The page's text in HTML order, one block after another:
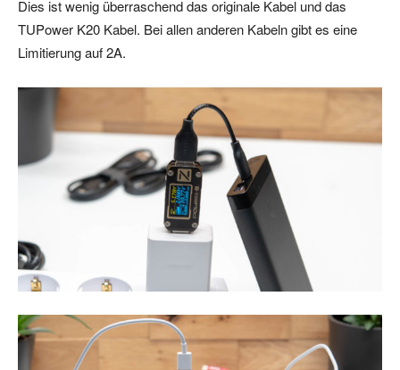
Dies ist wenig überraschend das originale Kabel und das
TUPower K20 Kabel. Bei allen anderen Kabeln gibt es eine
Limitierung auf 2A.